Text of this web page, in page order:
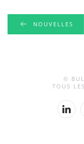
NOUVELLES
©
TOUS